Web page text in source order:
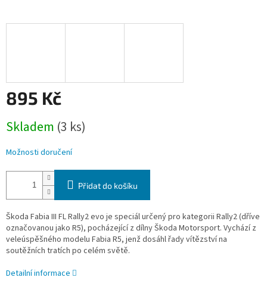
895 Kč
cena:
Skladem (3 ks)
Možnosti doručení
Přidat do košíku
Škoda Fabia III FL Rally2 evo je speciál určený pro kategorii Rally2 (dříve
označovanou jako R5), pocházející z dílny Škoda Motorsport. Vychází z
veleúspěšného modelu Fabia R5, jenž dosáhl řady vítězství na
soutěžních tratích po celém světě.
Detailní informace